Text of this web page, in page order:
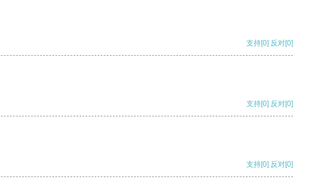
支持[0] 反对[0]
支持[0] 反对[0]
支持[0] 反对[0]